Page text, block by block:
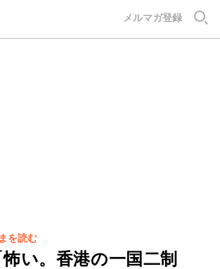
メルマガ登録
を読む
い。香港の一国二制